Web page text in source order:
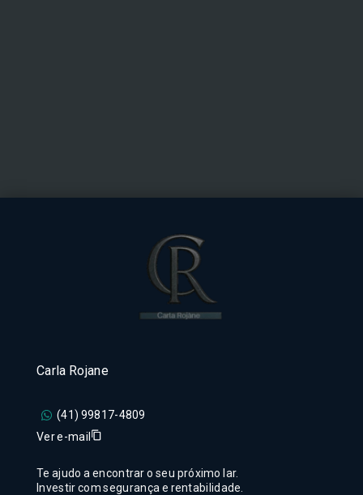
Carla Rojane
(41) 99817-4809
Ver e-mail
Te ajudo a encontrar o seu próximo lar.
Investir com segurança e rentabilidade.